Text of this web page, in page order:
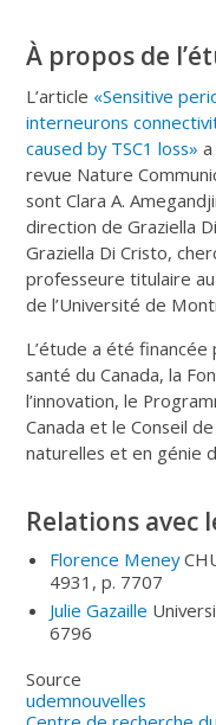
À propos de
L’article «Sensitive
interneurons
caused by TSC1 loss»
revue Nature
sont Clara A.
direction de Graziella
Graziella Di Cristo,
professeure titulaire
de l’Université de
L’étude a été
santé du Canada, la
l’innovation, le
Canada et le Conseil
naturelles et en génie
Relations avec
Florence Meney
4931, p. 7707
Julie Gazaille
6796
Source
udemnouvelles